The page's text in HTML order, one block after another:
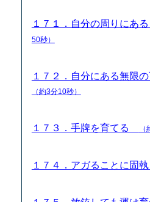
１７１．自分の周りにあ
50秒）
１７２．自分にある無限
（約3分10秒）
１７３．手牌を育てる
１７４．アガることに固